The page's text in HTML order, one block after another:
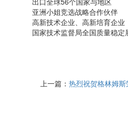
亚洲小姐竞选战略合作伙伴
高新技术企业、高新培育企业
国家技术监督局全国质量稳定
上一篇： 热烈祝贺格林姆